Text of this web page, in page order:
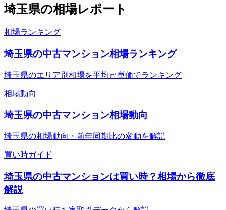
埼玉県の相場レポート
相場ランキング
埼玉県の中古マンション相場ランキング
埼玉県のエリア別相場を平均㎡単価でランキング
相場動向
埼玉県の中古マンション相場動向
埼玉県の相場動向・前年同期比の変動を解説
買い時ガイド
埼玉県の中古マンションは買い時？相場から徹底
解説